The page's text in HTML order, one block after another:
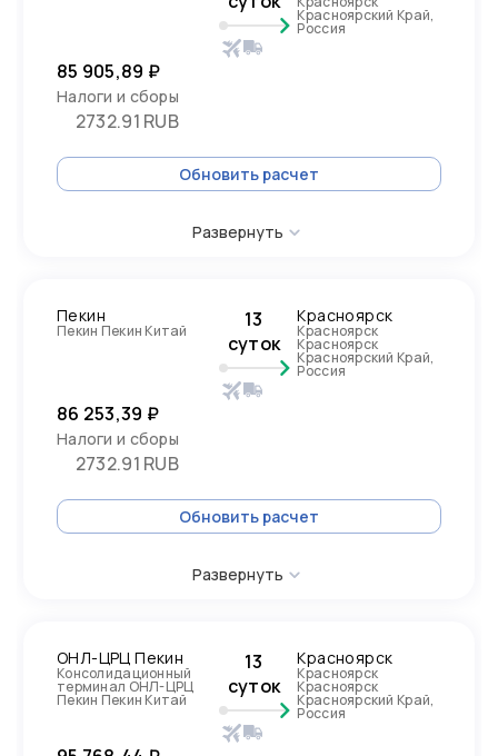
Красноярский Край,
Россия
85 905,89 ₽
Налоги и сборы
2732.91 RUB
Обновить расчет
Развернуть
Пекин
Пекин Пекин Китай
13
суток
Красноярск
Красноярск
Красноярск
Красноярский Край,
Россия
86 253,39 ₽
Налоги и сборы
2732.91 RUB
Обновить расчет
Развернуть
ОНЛ-ЦРЦ Пекин
Консолидационный
терминал ОНЛ-ЦРЦ
Пекин Пекин Китай
13
суток
Красноярск
Красноярск
Красноярск
Красноярский Край,
Россия